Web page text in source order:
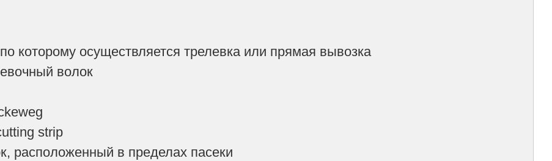
которому осуществляется трелевка или прямая вывозка
волок
strip
расположенный в пределах пасеки